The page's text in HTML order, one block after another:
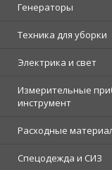
Генераторы
Техника для уборки
Электрика и свет
Измерительные
инструмент
Расходные
Спецодежда и СИЗ